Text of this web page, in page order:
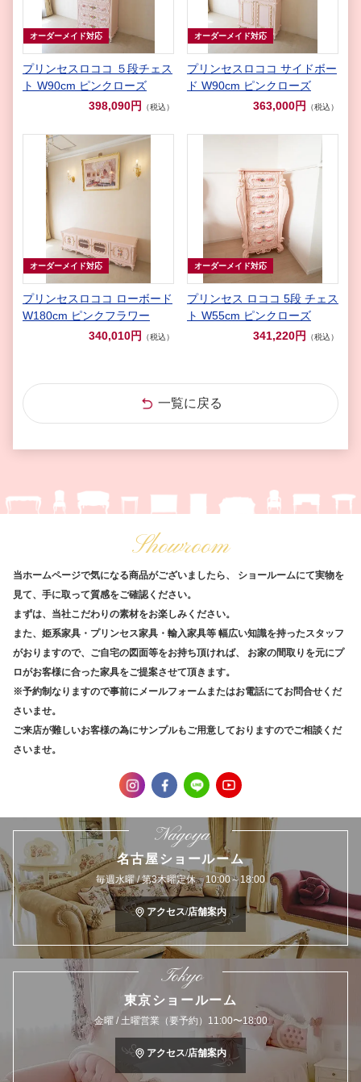
オーダーメイド対応
プリンセスロココ ５段チェス
ト W90cm ピンクローズ
398,090円
（税込）
オーダーメイド対応
プリンセスロココ サイドボー
ド W90cm ピンクローズ
363,000円
（税込）
オーダーメイド対応
プリンセスロココ ローボード
W180cm ピンクフラワー
340,010円
（税込）
オーダーメイド対応
プリンセス ロココ 5段 チェス
ト W55cm ピンクローズ
341,220円
（税込）
一覧に戻る
Showroom
当ホームページで気になる商品がございましたら、
ショールームにて実物を
見て、手に取って質感をご確認ください。
まずは、当社こだわりの素材をお楽しみください。
また、姫系家具・プリンセス家具・輸入家具等 幅広い知識を持ったスタッフ
がおりますので、ご自宅の図面等をお持ち頂ければ、
お家の間取りを元にプ
ロがお客様に合った家具をご提案させて頂きます。
※予約制なりますので事前にメールフォームまたはお電話にてお問合せくだ
さいませ。
ご来店が難しいお客様の為にサンプルもご用意しておりますのでご相談くだ
さいませ。
Nagoya
名古屋ショールーム
毎週水曜 / 第3木曜定休 10:00～18:00
アクセス/店舗案内
Tokyo
東京ショールーム
金曜 / 土曜営業（要予約）11:00〜18:00
アクセス/店舗案内